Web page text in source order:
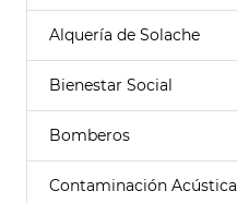
Alquería de Solache
Bienestar Social
Bomberos
Contaminación Acústica